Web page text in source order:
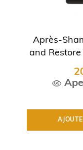
Après-
and